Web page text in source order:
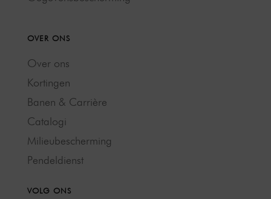
OVER ONS
Over ons
Kortingen
Banen & Carrière
Catalogi
Milieubescherming
Pendeldienst
VOLG ONS